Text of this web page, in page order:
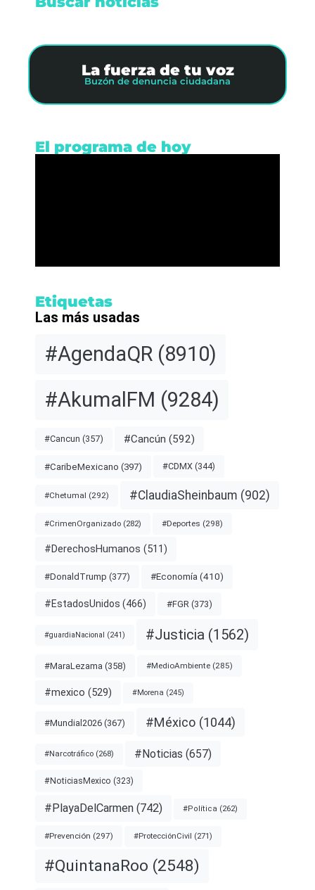
La fuerza de tu voz
Buzón de denuncia ciudadana
El programa de hoy
Etiquetas
Las más usadas
#AgendaQR (8910)
#AkumalFM (9284)
#Cancun (357) #Cancún (592)
#CaribeMexicano (397) #CDMX (344)
#Chetumal (292) #ClaudiaSheinbaum (902)
#CrimenOrganizado (282) #Deportes (298)
#DerechosHumanos (511)
#DonaldTrump (377) #Economía (410)
#EstadosUnidos (466) #FGR (373)
#guardiaNacional (241) #Justicia (1562)
#MaraLezama (358) #MedioAmbiente (285)
#mexico (529) #Morena (245)
#Mundial2026 (367) #México (1044)
#Narcotráfico (268) #Noticias (657)
#NoticiasMexico (323)
#PlayaDelCarmen (742) #Política (262)
#Prevención (297) #ProtecciónCivil (271)
#QuintanaRoo (2548)